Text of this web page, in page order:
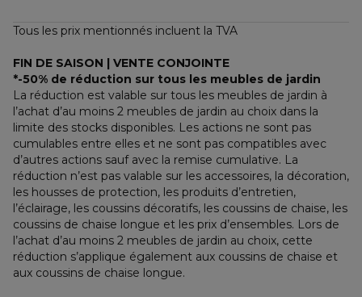
Tous les prix mentionnés incluent la TVA
FIN DE SAISON | VENTE CONJOINTE
*-50% de réduction sur tous les meubles de jardin
La réduction est valable sur tous les meubles de jardin à
l’achat d’au moins 2 meubles de jardin au choix dans la
limite des stocks disponibles. Les actions ne sont pas
cumulables entre elles et ne sont pas compatibles avec
d’autres actions sauf avec la remise cumulative. La
réduction n’est pas valable sur les accessoires, la décoration,
les housses de protection, les produits d’entretien,
l’éclairage, les coussins décoratifs, les coussins de chaise, les
coussins de chaise longue et les prix d’ensembles. Lors de
l’achat d’au moins 2 meubles de jardin au choix, cette
réduction s’applique également aux coussins de chaise et
aux coussins de chaise longue.